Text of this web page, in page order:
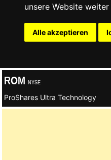
unsere Website
Alle akzeptieren
ROM NYSE
ProShares Ultra Technology